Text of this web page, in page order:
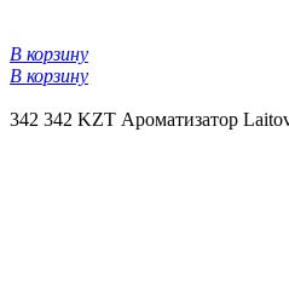
В корзину
В корзину
342 342 KZT Ароматизатор